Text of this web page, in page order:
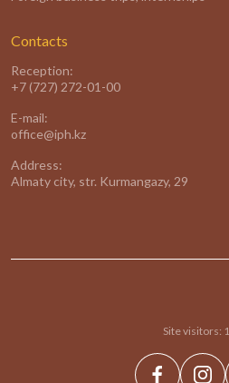
Contacts
Reception:
+7 (727) 272-01-00
E-mail:
office@iph.kz
Address:
Almaty city, str. Kurmangazy, 29
Site visitors: